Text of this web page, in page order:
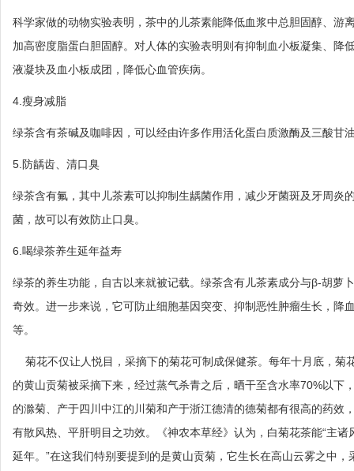
科学家做的动物实验表明，茶中的儿茶素能降低血浆中总胆固醇、
加高密度脂蛋白胆固醇。对人体的实验表明则有抑制血小板凝集、
液凝块及血小板成团，降低心血管疾病。
4.瘦身减脂
绿茶含有茶碱及咖啡因，可以经由许多作用活化蛋白质激酶及三酸甘
5.防龋齿、清口臭
绿茶含有氟，其中儿茶素可以抑制生龋菌作用，减少牙菌斑及牙周
菌，故可以有效防止口臭。
6.喝绿茶养生延年益寿
绿茶的养生功能，自古以来就被记载。绿茶含有儿茶素成分与β-胡萝
奇效。进一步来说，它可防止细胞基因突变、抑制恶性肿瘤生长，
等。
菊花不仅让人悦目，采摘下的菊花可制成保健茶。每年十月底，菊
的黄山贡菊被采摘下来，经过蒸气杀青之后，晒干至含水率70%以
的滁菊、产于四川中江的川菊和产于浙江德清的德菊都有很高的药
有散风热、平肝明目之功效。《神农本草经》认为，白菊花茶能“主
延年。”在这我们特别要提到的是黄山贡菊，它生长在高山云雾之中